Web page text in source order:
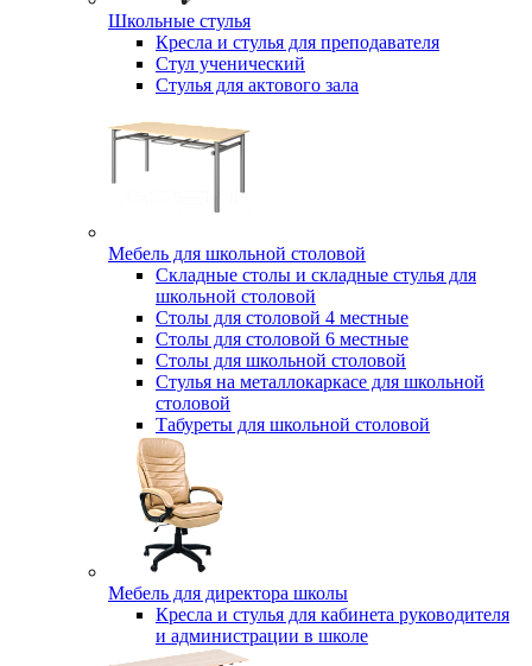
Школьные стулья
Кресла и стулья для преподавателя
Стул ученический
Стулья для актового зала
Мебель для школьной столовой
Складные столы и складные стулья для
школьной столовой
Столы для столовой 4 местные
Столы для столовой 6 местные
Столы для школьной столовой
Стулья на металлокаркасе для школьной
столовой
Табуреты для школьной столовой
Мебель для директора школы
Кресла и стулья для кабинета руководителя
и администрации в школе